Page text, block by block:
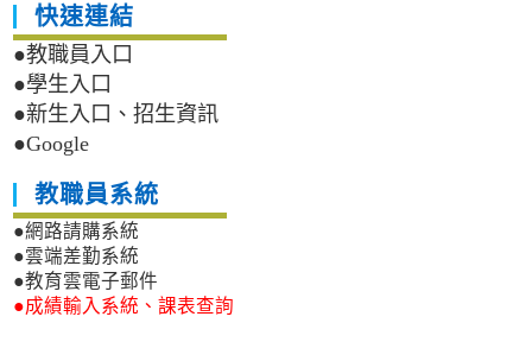
快速連結
●教職員入口
●學生入口
●新生入口、招生資訊
●Google
教職員系統
●網路請購系統
●雲端差勤系統
●教育雲電子郵件
●成績輸入系統、課表查詢